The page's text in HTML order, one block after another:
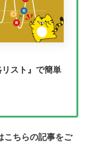
スト』で簡単
こちらの記事をご